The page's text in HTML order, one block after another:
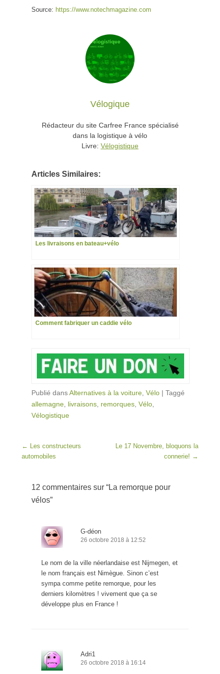
Source: https://www.notechmagazine.com
Vélogique
Rédacteur du site Carfree France spécialisé
dans la logistique à vélo
Livre: Vélogistique
Articles Similaires:
Les livraisons en bateau+vélo
Comment fabriquer un caddie vélo
Publié dansAlternatives à la voiture, Vélo | Taggé
allemagne, livraisons, remorques, Vélo,
Vélogistique
Post navigation
← Les constructeurs
automobiles
Le 17 Novembre, bloquons la
connerie! →
12 commentaires sur “La remorque pour
vélos”
G-déon
26 octobre 2018 à 12:52
Le nom de la ville néerlandaise est Nijmegen, et
le nom français est Nimègue. Sinon c’est
sympa comme petite remorque, pour les
derniers kilomètres ! vivement que ça se
développe plus en France !
Adri1
26 octobre 2018 à 16:14